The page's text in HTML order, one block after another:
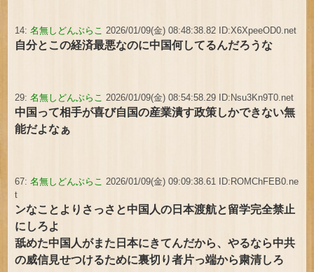
14:名無しどんぶらこ 2026/01/09(金) 08:48:38.82 ID:X6XpeeOD0.net
自分とこの経済最悪なのに中国何してるんだろうな
29:名無しどんぶらこ 2026/01/09(金) 08:54:58.29 ID:Nsu3Kn9T0.net
中国って相手が喜び自国の産業潰す政策しかできない無
能だよなぁ
67:名無しどんぶらこ 2026/01/09(金) 09:09:38.61 ID:ROMChFEB0.ne
t
ンなことよりさっさと中国人の日本渡航と留学完全禁止
にしろよ
舐めた中国人がまた日本にきてんだから、やるなら中共
の威信見せつけるために裏切り者片っ端から粛清しろ